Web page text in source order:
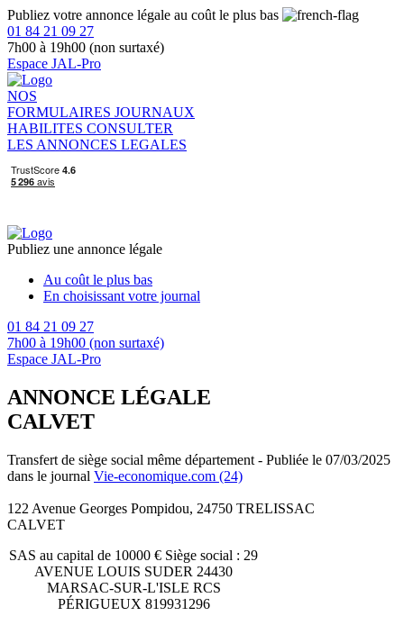
Publiez votre annonce légale au coût le plus bas
01 84 21 09 27
7h00 à 19h00 (non surtaxé)
Espace JAL-Pro
NOS
FORMULAIRES JOURNAUX
HABILITES CONSULTER
LES ANNONCES LEGALES
Publiez une annonce légale
Au coût le plus bas
En choisissant votre journal
01 84 21 09 27
7h00 à 19h00 (non surtaxé)
Espace JAL-Pro
ANNONCE LÉGALE
CALVET
Transfert de siège social même département - Publiée le 07/03/2025
dans le journal Vie-economique.com (24)
122 Avenue Georges Pompidou, 24750 TRELISSAC
CALVET
SAS au capital de 10000 € Siège social : 29
AVENUE LOUIS SUDER 24430
MARSAC-SUR-L'ISLE RCS
PÉRIGUEUX 819931296